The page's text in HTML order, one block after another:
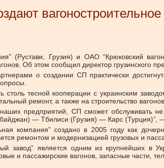
(Рустави, Грузия) и ОАО “Крюковский
Об этом сообщил директор грузинского
о создании СП практически
тесной кооперации с украинским
ремонт, а также на строительство
предприятий, СП сможет обслуживать не
— Тбилиси (Грузия) — Карс (Турция)”,
компания” создано в 2005 году как
ремонтом и модернизацией грузовых и
завод” является одним из крупнейших в
и пассажирские вагонов, запасные части,